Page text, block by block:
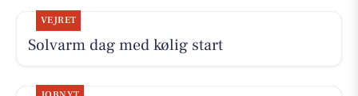
VEJRET
Solvarm dag med kølig start